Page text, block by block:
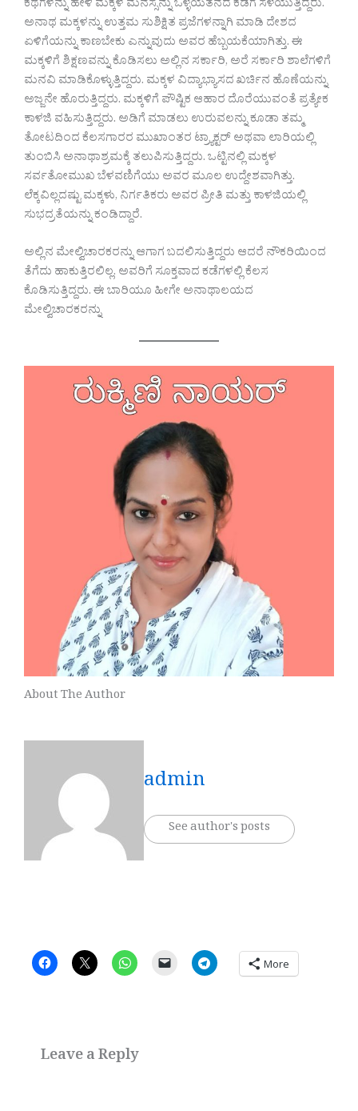
ಕಥೆಗಳನ್ನು ಹೇಳಿ ಮಕ್ಕಳ ಮನಸ್ಸನ್ನು ಒಳ್ಳೆಯತನದ ಕಡೆಗೆ ಸೆಳೆಯುತ್ತಿದ್ದರು.
ಅನಾಥ ಮಕ್ಕಳನ್ನು ಉತ್ತಮ ಸುಶಿಕ್ಷಿತ ಪ್ರಜೆಗಳನ್ನಾಗಿ ಮಾಡಿ ದೇಶದ
ಏಳಿಗೆಯನ್ನು ಕಾಣಬೇಕು ಎನ್ನುವುದು ಅವರ ಹೆಬ್ಬಯಕೆಯಾಗಿತ್ತು. ಈ
ಮಕ್ಕಳಿಗೆ ಶಿಕ್ಷಣವನ್ನು ಕೊಡಿಸಲು ಅಲ್ಲಿನ ಸರ್ಕಾರಿ, ಅರೆ ಸರ್ಕಾರಿ ಶಾಲೆಗಳಿಗೆ
ಮನವಿ ಮಾಡಿಕೊಳ್ಳುತ್ತಿದ್ದರು. ಮಕ್ಕಳ ವಿದ್ಯಾಭ್ಯಾಸದ ಖರ್ಚಿನ ಹೊಣೆಯನ್ನು
ಅಜ್ಜನೇ ಹೊರುತ್ತಿದ್ದರು. ಮಕ್ಕಳಿಗೆ ಪೌಷ್ಟಿಕ ಆಹಾರ ದೊರೆಯುವಂತೆ ಪ್ರತ್ಯೇಕ
ಕಾಳಜಿ ವಹಿಸುತ್ತಿದ್ದರು. ಅಡಿಗೆ ಮಾಡಲು ಉರುವಲನ್ನು ಕೂಡಾ ತಮ್ಮ
ತೋಟದಿಂದ ಕೆಲಸಗಾರರ ಮುಖಾಂತರ ಟ್ರ್ಯಾಕ್ಟರ್ ಅಥವಾ ಲಾರಿಯಲ್ಲಿ
ತುಂಬಿಸಿ ಅನಾಥಾಶ್ರಮಕ್ಕೆ ತಲುಪಿಸುತ್ತಿದ್ದರು. ಒಟ್ಟಿನಲ್ಲಿ ಮಕ್ಕಳ
ಸರ್ವತೋಮುಖ ಬೆಳವಣಿಗೆಯು ಅವರ ಮೂಲ ಉದ್ದೇಶವಾಗಿತ್ತು.
ಲೆಕ್ಕವಿಲ್ಲದಷ್ಟು ಮಕ್ಕಳು, ನಿರ್ಗತಿಕರು ಅವರ ಪ್ರೀತಿ ಮತ್ತು ಕಾಳಜಿಯಲ್ಲಿ
ಸುಭದ್ರತೆಯನ್ನು ಕಂಡಿದ್ದಾರೆ.
ಅಲ್ಲಿನ ಮೇಲ್ವಿಚಾರಕರನ್ನು ಆಗಾಗ ಬದಲಿಸುತ್ತಿದ್ದರು ಆದರೆ ನೌಕರಿಯಿಂದ
ತೆಗೆದು ಹಾಕುತ್ತಿರಲಿಲ್ಲ. ಅವರಿಗೆ ಸೂಕ್ತವಾದ ಕಡೆಗಳಲ್ಲಿ ಕೆಲಸ
ಕೊಡಿಸುತ್ತಿದ್ದರು. ಈ ಬಾರಿಯೂ ಹೀಗೇ ಅನಾಥಾಲಯದ
ಮೇಲ್ವಿಚಾರಕರನ್ನು
About The Author
admin
See author's posts
More
Leave a Reply